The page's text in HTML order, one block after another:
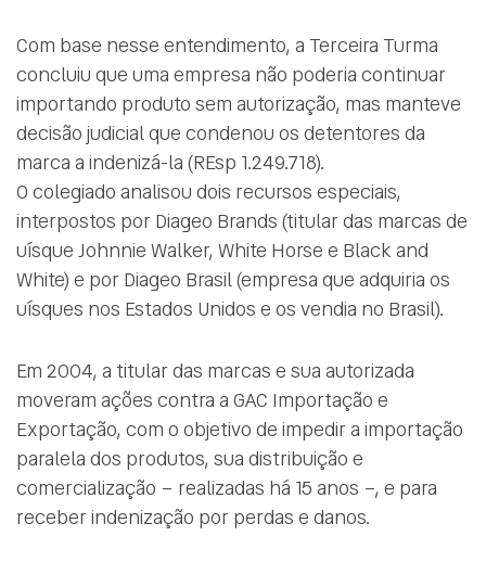
Com base nesse entendimento, a Terceira Turma
concluiu que uma empresa não poderia continuar
importando produto sem autorização, mas manteve
decisão judicial que condenou os detentores da
marca a indenizá-la (REsp 1.249.718).
O colegiado analisou dois recursos especiais,
interpostos por Diageo Brands (titular das marcas de
uísque Johnnie Walker, White Horse e Black and
White) e por Diageo Brasil (empresa que adquiria os
uísques nos Estados Unidos e os vendia no Brasil).
Em 2004, a titular das marcas e sua autorizada
moveram ações contra a GAC Importação e
Exportação, com o objetivo de impedir a importação
paralela dos produtos, sua distribuição e
comercialização – realizadas há 15 anos –, e para
receber indenização por perdas e danos.